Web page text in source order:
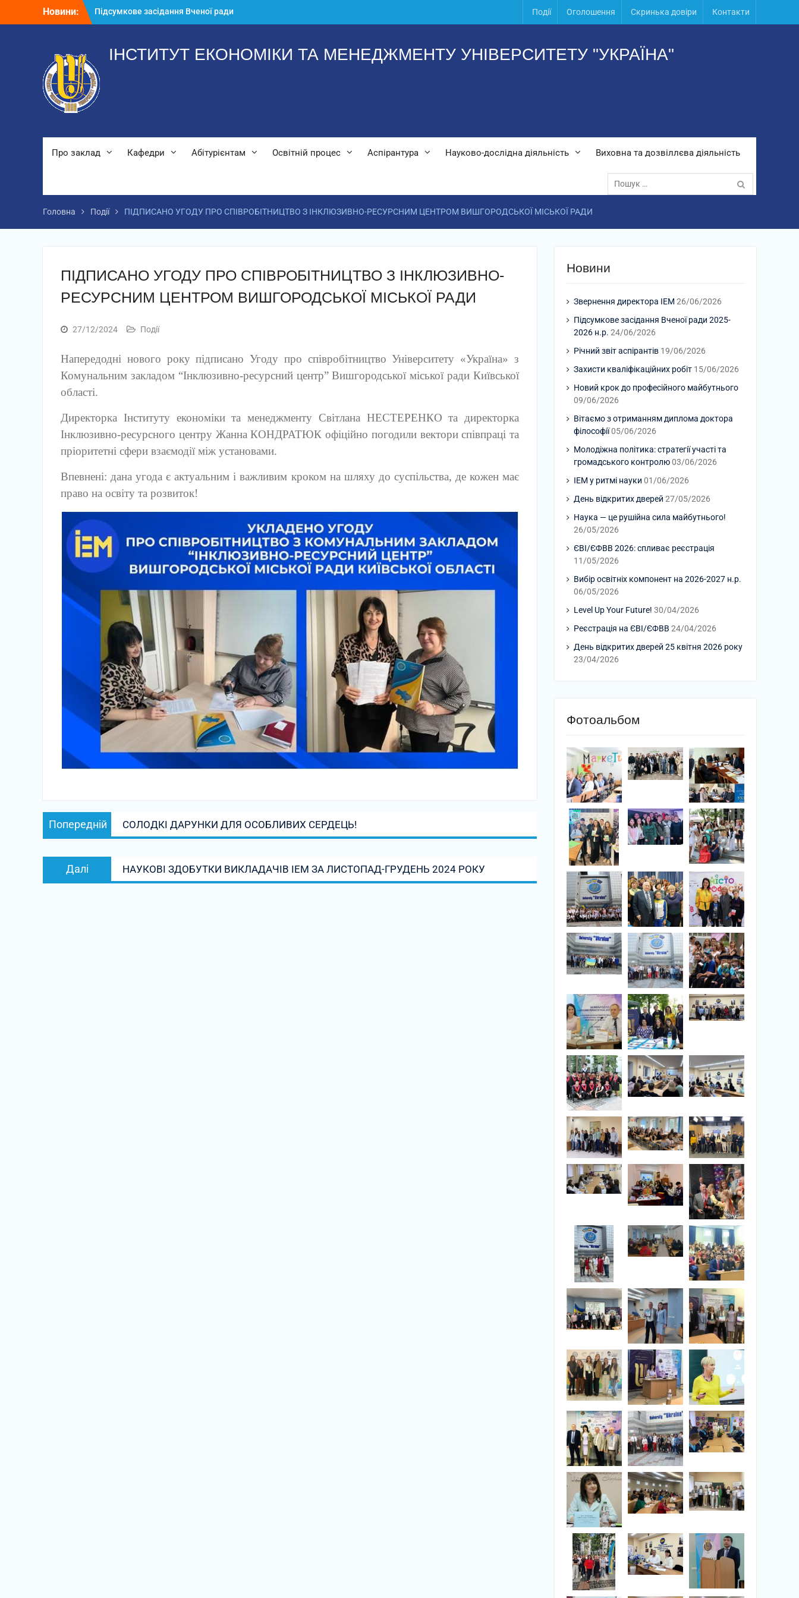
Новини:
Підсумкове засідання Вченої ради
2025-2026 н.р.
Звернення директора ІЕМ
Події Оголошення Скринька довіри Контакти
ІНСТИТУТ ЕКОНОМІКИ ТА МЕНЕДЖМЕНТУ УНІВЕРСИТЕТУ "УКРАЇНА"
Про заклад Кафедри Абітурієнтам Освітній процес Аспірантура Науково-дослідна діяльність Виховна та дозвіллєва діяльність
Пошук:
Головна Події ПІДПИСАНО УГОДУ ПРО СПІВРОБІТНИЦТВО З ІНКЛЮЗИВНО-РЕСУРСНИМ ЦЕНТРОМ ВИШГОРОДСЬКОЇ МІСЬКОЇ РАДИ
ПІДПИСАНО УГОДУ ПРО СПІВРОБІТНИЦТВО З ІНКЛЮЗИВНО-
РЕСУРСНИМ ЦЕНТРОМ ВИШГОРОДСЬКОЇ МІСЬКОЇ РАДИ
27/12/2024 Події
Напередодні нового року підписано Угоду про співробітництво Університету «Україна» з
Комунальним закладом “Інклюзивно-ресурсний центр” Вишгородської міської ради Київської
області.
Директорка Інституту економіки та менеджменту Світлана НЕСТЕРЕНКО та директорка
Інклюзивно-ресурсного центру Жанна КОНДРАТЮК офіційно погодили вектори співпраці та
пріоритетні сфери взаємодії між установами.
Впевнені: дана угода є актуальним і важливим кроком на шляху до суспільства, де кожен має
право на освіту та розвиток!
Навігація
записів
Попередній
запис:
СОЛОДКІ ДАРУНКИ ДЛЯ ОСОБЛИВИХ СЕРДЕЦЬ!
Далі
запис:
НАУКОВІ ЗДОБУТКИ ВИКЛАДАЧІВ ІЕМ ЗА ЛИСТОПАД-ГРУДЕНЬ 2024 РОКУ
Новини
Звернення директора ІЕМ 26/06/2026
Підсумкове засідання Вченої ради 2025-
2026 н.р. 24/06/2026
Річний звіт аспірантів 19/06/2026
Захисти кваліфікаційних робіт 15/06/2026
Новий крок до професійного майбутнього
09/06/2026
Вітаємо з отриманням диплома доктора
філософії05/06/2026
Молодіжна політика: стратегії участі та
громадського контролю03/06/2026
ІЕМ у ритмі науки 01/06/2026
День відкритих дверей 27/05/2026
Наука — це рушійна сила майбутнього!
26/05/2026
ЄВІ/ЄФВВ 2026: спливає реєстрація
11/05/2026
Вибір освітніх компонент на 2026-2027 н.р.
06/05/2026
Level Up Your Future! 30/04/2026
Реєстрація на ЄВІ/ЄФВВ 24/04/2026
День відкритих дверей 25 квітня 2026 року
23/04/2026
Фотоальбом